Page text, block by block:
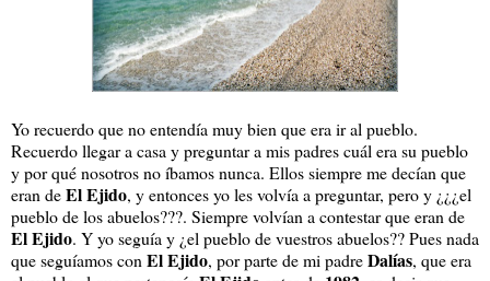
Yo recuerdo que no entendía muy bien que era ir al pueblo.
Recuerdo llegar a casa y preguntar a mis padres cuál era su pueblo
y por qué nosotros no íbamos nunca. Ellos siempre me decían que
eran deEl Ejido, y entonces yo les volvía a preguntar, pero y ¿¿¿el
pueblo de los abuelos???. Siempre volvían a contestar que eran de
El Ejido. Y yo seguía y ¿el pueblo de vuestros abuelos?? Pues nada
que seguíamos con El Ejido, por parte de mi padreDalías, que era